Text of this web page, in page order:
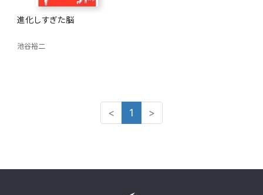
進化しすぎた脳
池谷裕二
< 1 >